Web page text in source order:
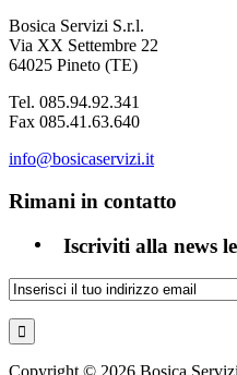
Bosica Servizi S.r.l.
Via XX Settembre 22
64025 Pineto (TE)
Tel. 085.94.92.341
Fax 085.41.63.640
info@bosicaservizi.it
Rimani in contatto
Iscriviti alla news